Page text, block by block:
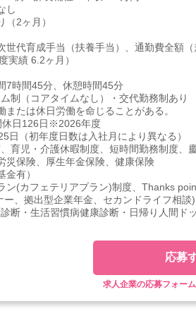
し
2ヶ月）
世代育成手当（扶養手当）、通勤費全額（
績 6.2ヶ月）
7時間45分、休憩時間45分
制（コアタイムなし）・交代勤務制あり
たは休日労働を命じることがある。
休日126日※2026年度
日（初年度日数は入社月により異なる）
育児・介護休暇制度、短時間勤務制度、
災保険、厚生年金保険、健康保険
有）
ン(カフェテリアプラン)制度、Thanks
ー、拠出型企業年金、セカンドライフ相
断・生活習慣病健康診断・日帰り人間ド
応募
求人企業の応募フォー